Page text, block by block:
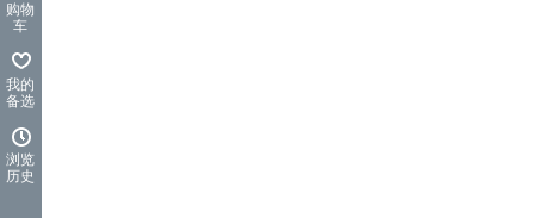
购物
车
我的
备选
浏览
历史